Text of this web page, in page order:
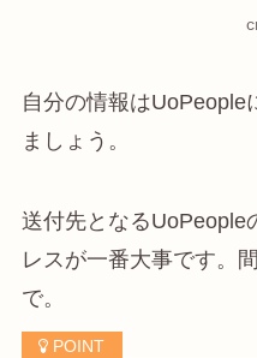
自分の情報はUoPeople
ましょう。
送付先となるUoPeople
レスが一番大事です。
で。